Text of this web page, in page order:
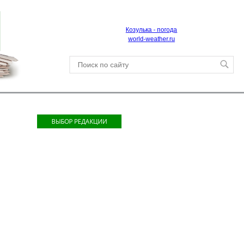
Козулька - погода
world-weather.ru
ВЫБОР РЕДАКЦИИ